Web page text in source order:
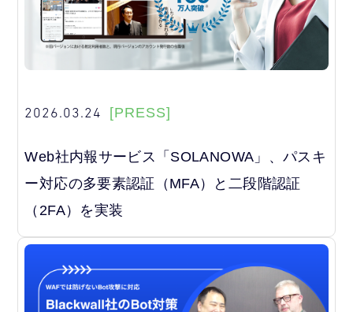
2026.03.24 [PRESS]
Web社内報サービス「SOLANOWA」、パスキ
ー対応の多要素認証（MFA）と二段階認証
（2FA）を実装